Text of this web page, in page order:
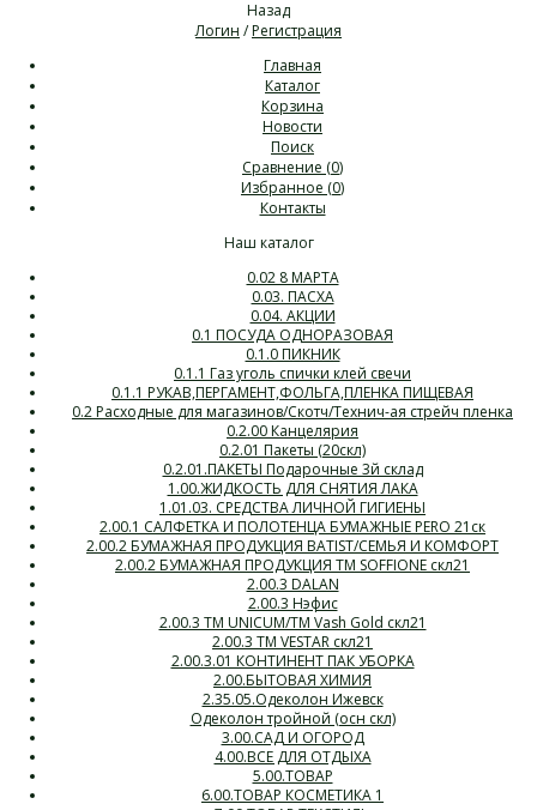
Назад
Логин /Регистрация
Главная
Каталог
Корзина
Новости
Поиск
Сравнение (0)
Избранное (0)
Контакты
Наш каталог
0.02 8 МАРТА
0.03. ПАСХА
0.04. АКЦИИ
0.1 ПОСУДА ОДНОРАЗОВАЯ
0.1.0 ПИКНИК
0.1.1 Газ уголь спички клей свечи
0.1.1 РУКАВ,ПЕРГАМЕНТ,ФОЛЬГА,ПЛЕНКА ПИЩЕВАЯ
0.2 Расходные для магазинов/Скотч/Технич-ая стрейч пленка
0.2.00 Канцелярия
0.2.01 Пакеты (20скл)
0.2.01.ПАКЕТЫ Подарочные 3й склад
1.00.ЖИДКОСТЬ ДЛЯ СНЯТИЯ ЛАКА
1.01.03. СРЕДСТВА ЛИЧНОЙ ГИГИЕНЫ
2.00.1 САЛФЕТКА И ПОЛОТЕНЦА БУМАЖНЫЕ PERO 21ск
2.00.2 БУМАЖНАЯ ПРОДУКЦИЯ BATIST/СЕМЬЯ И КОМФОРТ
2.00.2 БУМАЖНАЯ ПРОДУКЦИЯ ТМ SOFFIONE скл21
2.00.3 DALAN
2.00.3 Нэфис
2.00.3 ТМ UNICUM/ТМ Vash Gold скл21
2.00.3 ТМ VESTAR скл21
2.00.3.01 КОНТИНЕНТ ПАК УБОРКА
2.00.БЫТОВАЯ ХИМИЯ
2.35.05.Одеколон Ижевск
Одеколон тройной (осн скл)
3.00.САД И ОГОРОД
4.00.ВСЕ ДЛЯ ОТДЫХА
5.00.ТОВАР
6.00.ТОВАР КОСМЕТИКА 1